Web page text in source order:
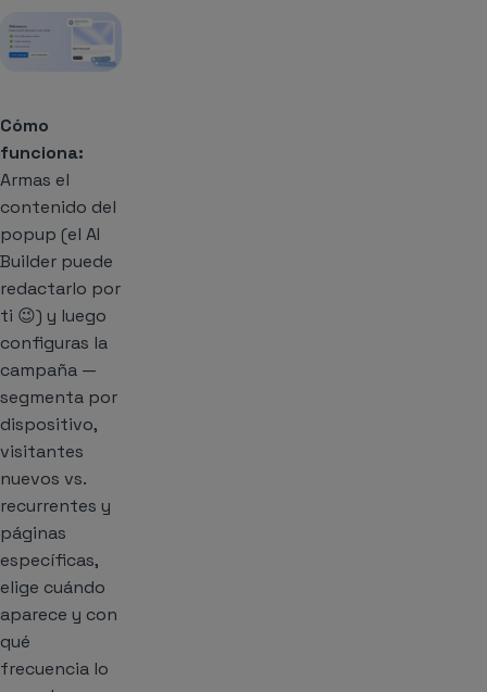
Cómo
funciona:
Armas el
contenido del
popup (el AI
Builder puede
redactarlo por
ti 😉) y luego
configuras la
campaña —
segmenta por
dispositivo,
visitantes
nuevos vs.
recurrentes y
páginas
específicas,
elige cuándo
aparece y con
qué
frecuencia lo